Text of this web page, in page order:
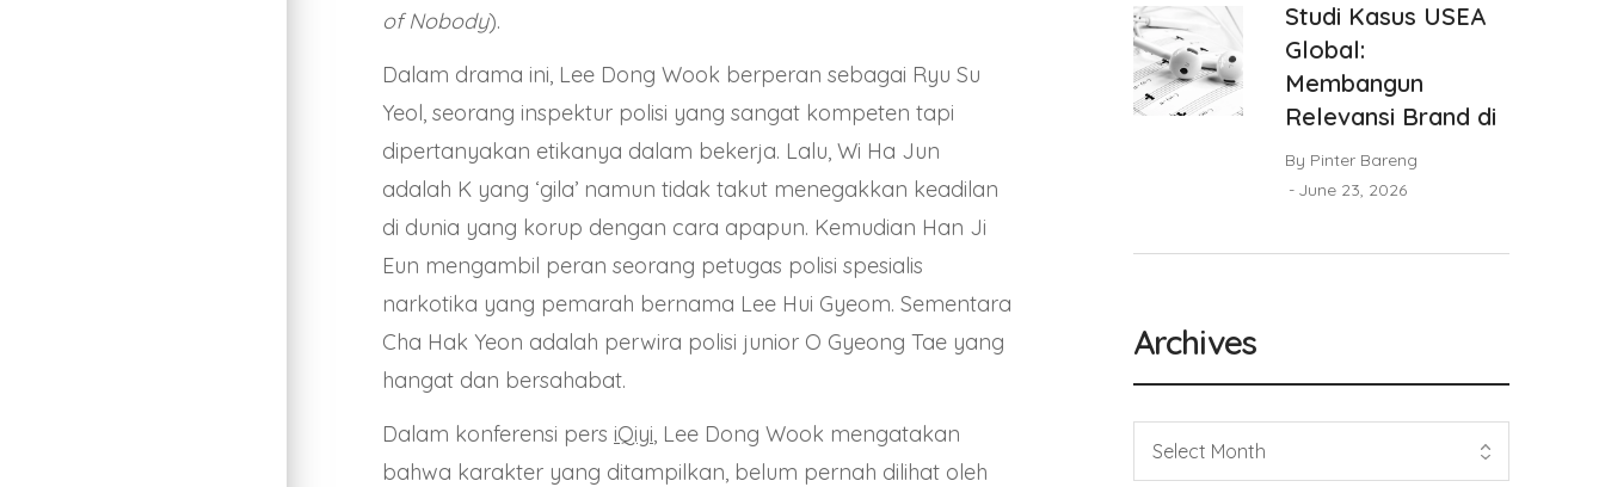
of Nobody).
Dalam drama ini, Lee Dong Wook berperan sebagai Ryu Su
Yeol, seorang inspektur polisi yang sangat kompeten tapi
dipertanyakan etikanya dalam bekerja. Lalu, Wi Ha Jun
adalah K yang ‘gila’ namun tidak takut menegakkan keadilan
di dunia yang korup dengan cara apapun. Kemudian Han Ji
Eun mengambil peran seorang petugas polisi spesialis
narkotika yang pemarah bernama Lee Hui Gyeom. Sementara
Cha Hak Yeon adalah perwira polisi junior O Gyeong Tae yang
hangat dan bersahabat.
Dalam konferensi pers iQiyi, Lee Dong Wook mengatakan
bahwa karakter yang ditampilkan, belum pernah dilihat oleh
Studi Kasus USEA
Global:
Membangun
Relevansi Brand di
By Pinter Bareng
June 23, 2026
Archives